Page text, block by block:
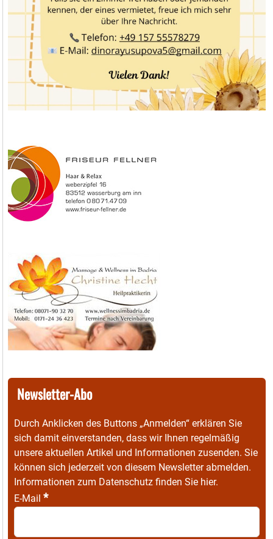
Newsletter-Abo
Durch Anklicken des Buttons „Anmelden“ erklären Sie
sich damit einverstanden, dass wir Ihnen regelmäßig
unsere aktuellen Artikel und Informationen zusenden. Sie
können sich jederzeit von diesem Newsletter abmelden.
Informationen zum Datenschutz finden Sie hier.
E-Mail *